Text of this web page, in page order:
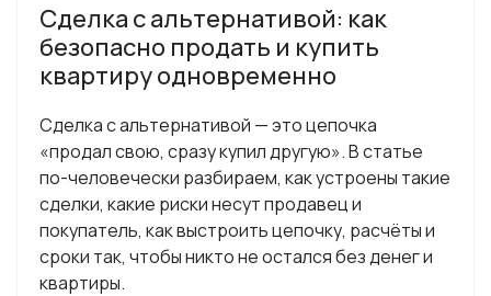
Сделка с альтернативой: как
безопасно продать и купить
квартиру одновременно
Сделка с альтернативой — это цепочка
«продал свою, сразу купил другую». В статье
по-человечески разбираем, как устроены такие
сделки, какие риски несут продавец и
покупатель, как выстроить цепочку, расчёты и
сроки так, чтобы никто не остался без денег и
квартиры.